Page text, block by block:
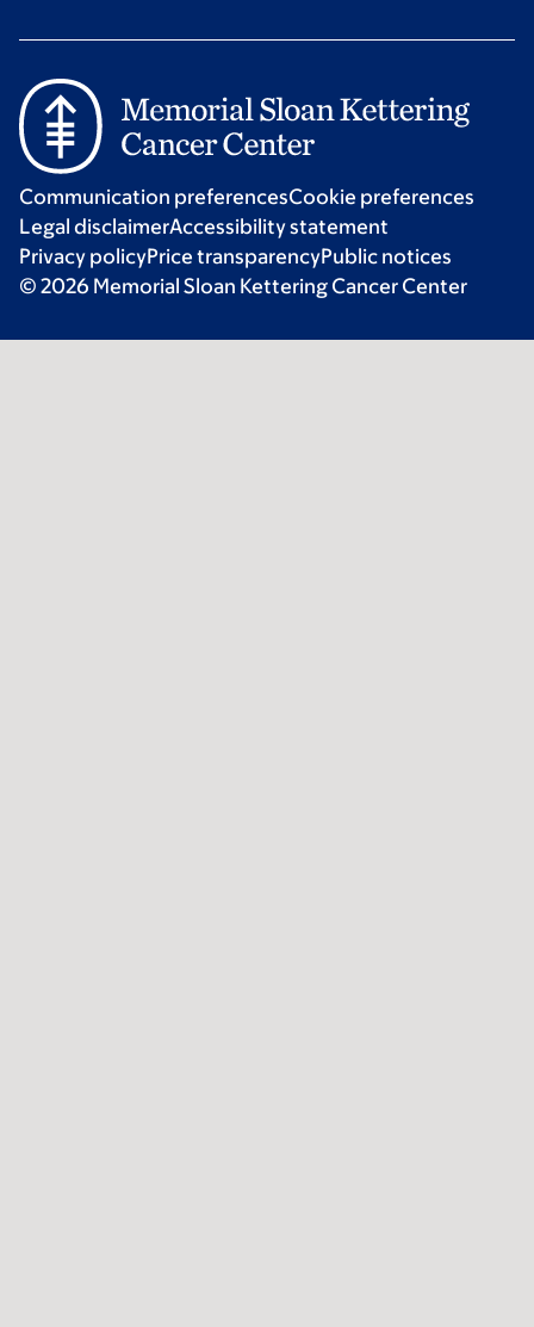
Communication preferencesCookie preferences
Legal disclaimerAccessibility statement
Privacy policyPrice transparencyPublic notices
© 2026 Memorial Sloan Kettering Cancer Center